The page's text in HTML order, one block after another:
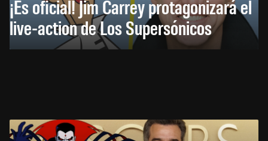
¡Es oficial! Jim Carrey protagonizará el
live-action de Los Supersónicos